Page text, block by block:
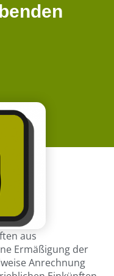
aus
Ermäßigung der
Anrechnung